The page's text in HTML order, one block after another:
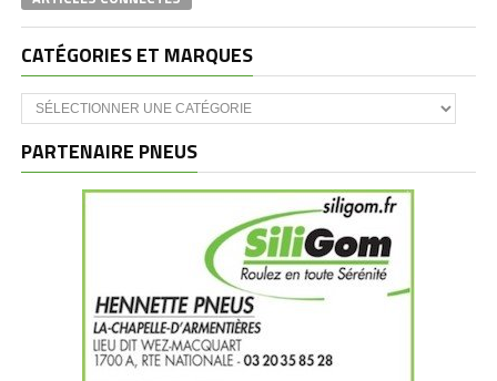
CATÉGORIES ET MARQUES
Catégories
et
PARTENAIRE PNEUS